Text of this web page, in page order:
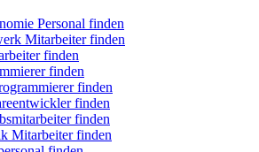
Personal finden
Mitarbeiter finden
finden
finden
finden
finden
finden
Mitarbeiter finden